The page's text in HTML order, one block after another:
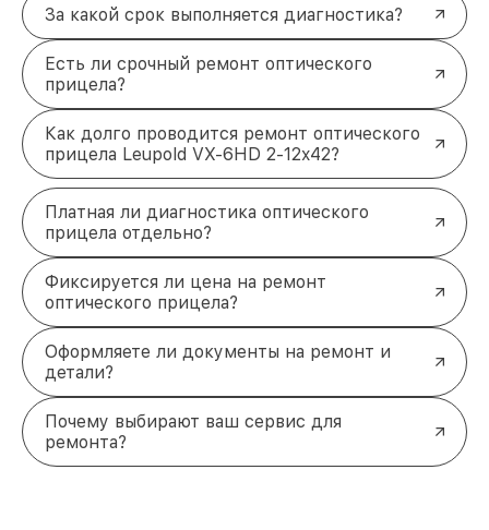
За какой срок выполняется диагностика?
Есть ли срочный ремонт оптического
прицела?
Как долго проводится ремонт оптического
прицела Leupold VX-6HD 2-12x42?
Платная ли диагностика оптического
прицела отдельно?
Фиксируется ли цена на ремонт
оптического прицела?
Оформляете ли документы на ремонт и
детали?
Почему выбирают ваш сервис для
ремонта?